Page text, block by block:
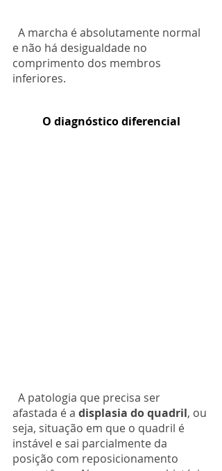
e não há desigualdade no
comprimento dos membros
inferiores.
O diagnóstico diferencial
afastada é a displasia do quadril, ou
seja, situação em que o quadril é
instável e sai parcialmente da
posição com reposicionamento